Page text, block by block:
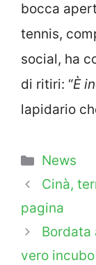
bocca
tennis,
social, ha
di ritiri: “È
lapidario
Categorie
News
Cinà,
pagina
Bordata
vero incubo